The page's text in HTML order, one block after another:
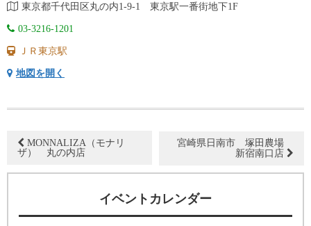
東京都千代田区丸の内1-9-1 東京駅一番街地下1F
03-3216-1201
ＪＲ東京駅
地図を開く
MONNALIZA（モナリ
ザ） 丸の内店
宮崎県日南市 塚田農場
新宿南口店
イベントカレンダー